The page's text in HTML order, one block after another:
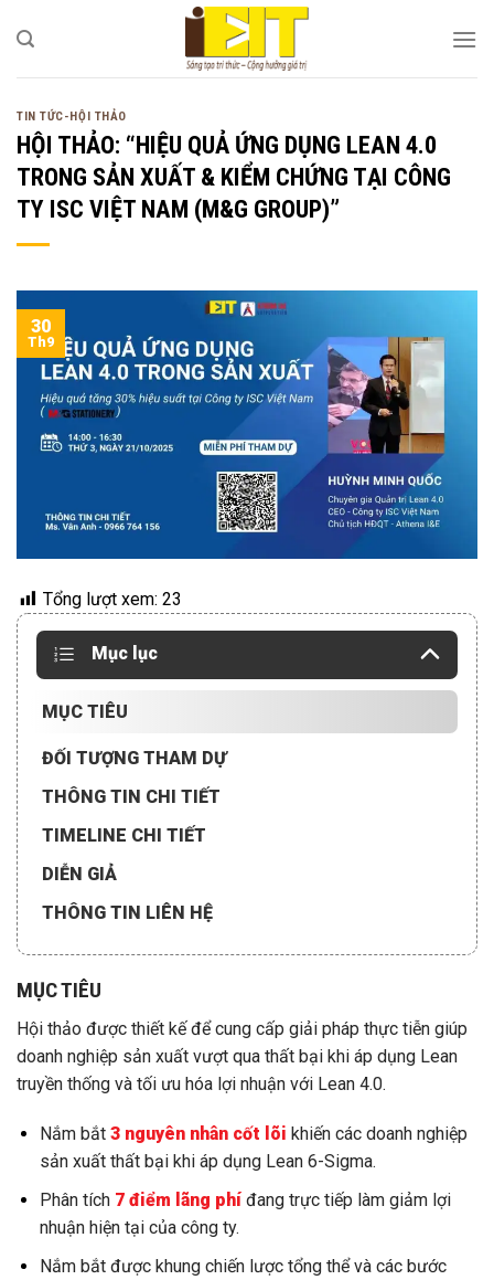
qua
TIN TỨC-HỘI THẢO
HỘI THẢO: “HIỆU QUẢ ỨNG DỤNG LEAN 4.0
TRONG SẢN XUẤT & KIỂM CHỨNG TẠI CÔNG
TY ISC VIỆT NAM (M&G GROUP)”
30
Th9
Tổng lượt xem: 23
Mục lục
MỤC TIÊU
ĐỐI TƯỢNG THAM DỰ
THÔNG TIN CHI TIẾT
TIMELINE CHI TIẾT
DIỄN GIẢ
THÔNG TIN LIÊN HỆ
MỤC TIÊU
Hội thảo được thiết kế để cung cấp giải pháp thực tiễn giúp
doanh nghiệp sản xuất vượt qua thất bại khi áp dụng Lean
truyền thống và tối ưu hóa lợi nhuận với Lean 4.0.
Nắm bắt 3 nguyên nhân cốt lõi khiến các doanh nghiệp
sản xuất thất bại khi áp dụng Lean 6-Sigma.
Phân tích 7 điểm lãng phíđang trực tiếp làm giảm lợi
nhuận hiện tại của công ty.
Nắm bắt được khung chiến lược tổng thể và các bước